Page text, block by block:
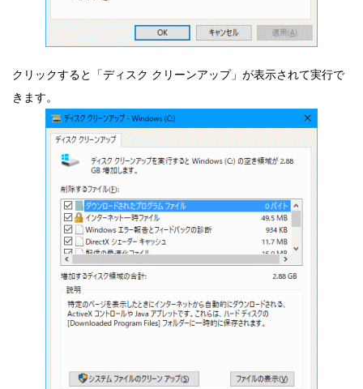
クリックすると「ディスク クリーンアップ」が表示されて実行で
きます。